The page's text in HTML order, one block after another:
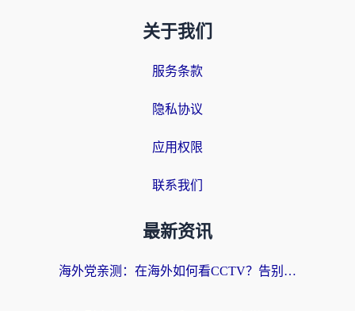
关于我们
服务条款
隐私协议
应用权限
联系我们
最新资讯
海外党亲测：在海外如何看CCTV？告别“仅限大陆播放”的实用指南